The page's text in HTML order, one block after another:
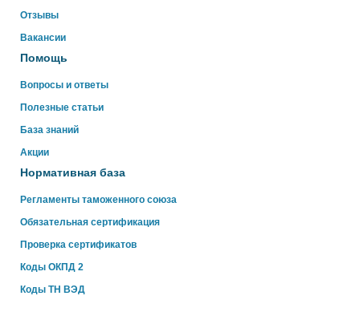
Отзывы
Вакансии
Помощь
Вопросы и ответы
Полезные статьи
База знаний
Акции
Нормативная база
Регламенты таможенного союза
Обязательная сертификация
Проверка сертификатов
Коды ОКПД 2
Коды ТН ВЭД